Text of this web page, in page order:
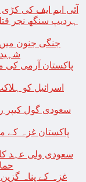
آئی ایم ایف کی
ہردیپ سنگھ نجر
جنگی جنون میں
شہید
پاکستان آرمی کی
اسرائیل کو
سعودی گول کیپر
پاکستان غزہ کے
سعودی ولی عہد کا